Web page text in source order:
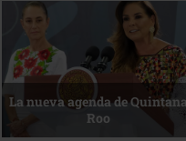
Reconocimiento de viajeros